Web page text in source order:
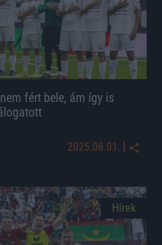
fért bele, ám így is
2025.06.01. |
Hírek